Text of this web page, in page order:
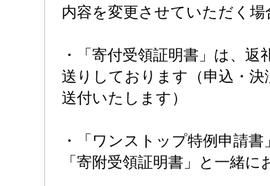
内容を変更させていただく場
・「寄付受領証明書」は、
送りしております（申込・決
送付いたします）
・「ワンストップ特例申請
「寄附受領証明書」と一緒に